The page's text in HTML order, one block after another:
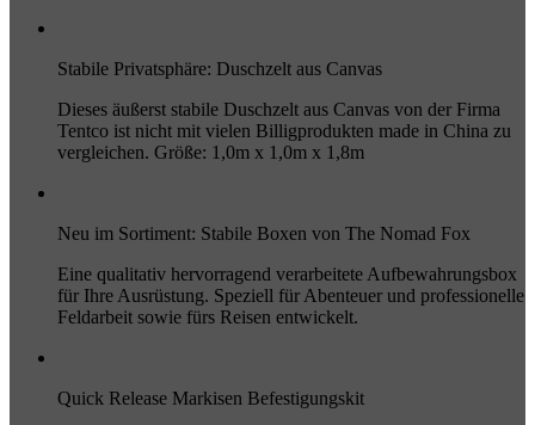
Stabile Privatsphäre: Duschzelt aus Canvas
Dieses äußerst stabile Duschzelt aus Canvas von der Firma
Tentco ist nicht mit vielen Billigprodukten made in China zu
vergleichen. Größe: 1,0m x 1,0m x 1,8m
Neu im Sortiment: Stabile Boxen von The Nomad Fox
Eine qualitativ hervorragend verarbeitete Aufbewahrungsbox
für Ihre Ausrüstung. Speziell für Abenteuer und professionelle
Feldarbeit sowie fürs Reisen entwickelt.
Quick Release Markisen Befestigungskit